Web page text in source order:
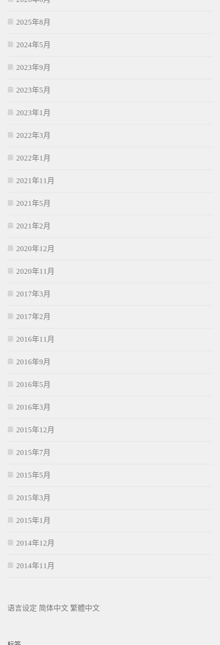
2025年8月
2024年5月
2023年9月
2023年5月
2023年1月
2022年3月
2022年1月
2021年11月
2021年5月
2021年2月
2020年12月
2020年11月
2017年3月
2017年2月
2016年11月
2016年9月
2016年5月
2016年3月
2015年12月
2015年7月
2015年5月
2015年3月
2015年1月
2014年12月
2014年11月
语言设定 简体中文 繁體中文